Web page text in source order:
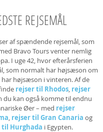
REJSEMÅL
af spændende rejsemål, som
Bravo Tours venter nemlig
I uge 42, hvor efterårsferien
som normalt har højsæson om
højsæson i vinteren. Af de
rejser til Rhodos, rejser
du kan også komme til endnu
Øer – med rejser
, rejser til Gran Canaria og
til Hurghada i Egypten.